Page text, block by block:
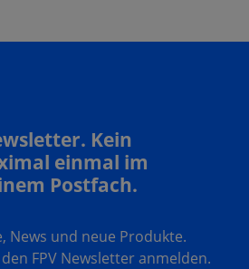
Kein
einmal im
Postfach.
News und neue Produkte.
FPV Newsletter anmelden.